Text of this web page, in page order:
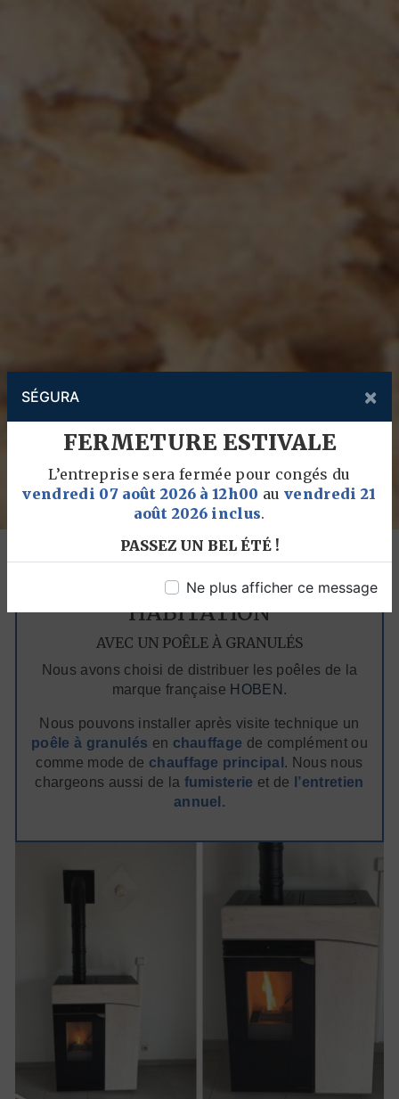
SÉGURA ×
FERMETURE ESTIVALE
L’entreprise sera fermée pour congés du
vendredi 07 août 2026 à 12h00 auvendredi 21
août 2026 inclus.
PASSEZ UN BEL ÉTÉ !
Ne plus afficher ce message
RÉCHAUFFEZ VOTRE
HABITATION
AVEC UN POÊLE À GRANULÉS
Nous avons choisi de distribuer les poêles de la
marque française HOBEN .
Nous pouvons installer après visite technique un
poêle à granulés en chauffage de complément ou
comme mode de chauffage principal . Nous nous
chargeons aussi de la fumisterie et de
l’entretien
annuel.